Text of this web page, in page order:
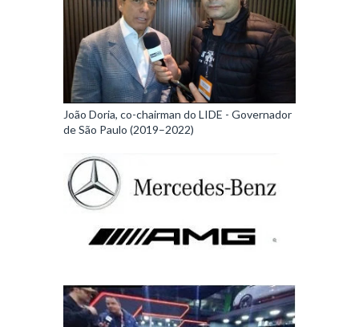
João Doria, co-chairman do LIDE - Governador
de São Paulo (2019–2022)